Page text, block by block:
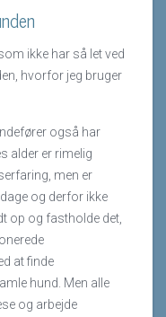
ikke har så let ved
hvorfor jeg bruger
også har
alder er rimelig
men er
og derfor ikke
op og fastholde det,
at finde
hund. Men alle
og arbejde